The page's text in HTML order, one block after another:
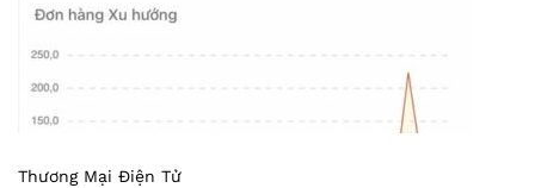
Thương Mại Điện Tử